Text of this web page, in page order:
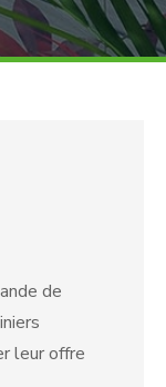
de
leur offre